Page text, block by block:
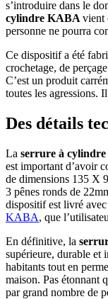
s’introduire dans le
cylindre KABA vient
personne ne pourra
Ce dispositif a été
crochetage, de
C’est un produit
toutes les agressions.
Des détails
La serrure à
est important d’avoir
de dimensions 135 X
3 pênes ronds de
dispositif est livré
KABA, que
En définitive, la
supérieure, durable et
habitants tout en
maison. Pas étonnant
par grand nombre de